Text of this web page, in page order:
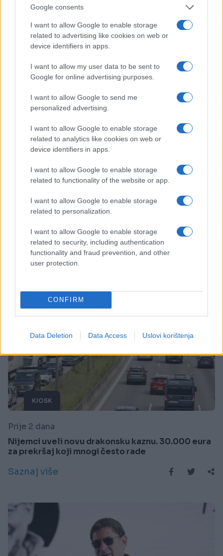
Google consents
I want to allow Google to enable storage
related to advertising like cookies on web or
device identifiers in apps.
I want to allow my user data to be sent to
Google for online advertising purposes.
I want to allow Google to send me
personalized advertising.
I want to allow Google to enable storage
related to analytics like cookies on web or
device identifiers in apps.
I want to allow Google to enable storage
related to functionality of the website or app.
I want to allow Google to enable storage
related to personalization.
I want to allow Google to enable storage
related to security, including authentication
functionality and fraud prevention, and other
user protection.
CONFIRM
Data Deletion Data Access Uslovi korištenja
Saznaj više
KIOSK
Prije 2 dana
Od 15. avgusta kreće najljepše vrijeme za 3 znaka:
Saznaj više
KIOSK
Prije 2 dana
Nijemci uveli novu drakonsku kaznu. 30.000 eura
za prekršaj koji mnogi često rade
Saznaj više